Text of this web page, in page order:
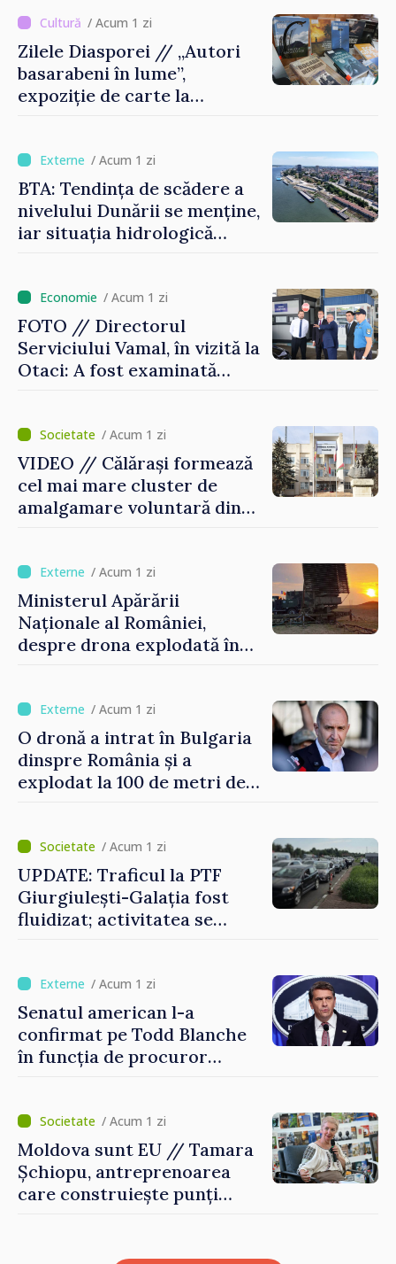
/ Acum 1 zi
Zilele Diasporei // „Autori
basarabeni în lume”,
expoziție de carte la
/ Acum 1 zi
BTA: Tendința de scădere a
nivelului Dunării se menține,
iar situația hidrologică
/ Acum 1 zi
FOTO // Directorul
Serviciului Vamal, în vizită la
Otaci: A fost examinată
performant/ Acum 1 zi
VIDEO // Călărași formează
cel mai mare cluster de
amalgamare voluntară din
finală
/ Acum 1 zi
Ministerul Apărării
Naționale al României,
despre drona explodată în
vehicul aerian”
/ Acum 1 zi
O dronă a intrat în Bulgaria
dinspre România și a
explodat la 100 de metri de
/ Acum 1 zi
UPDATE: Traficul la PTF
Giurgiulești-Galația fost
fluidizat; activitatea se
/ Acum 1 zi
Senatul american l-a
confirmat pe Todd Blanche
în funcția de procuror
/ Acum 1 zi
Moldova sunt EU // Tamara
Șchiopu, antreprenoarea
care construiește punți